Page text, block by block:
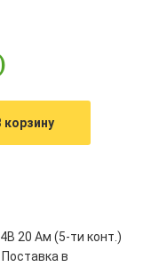
корзину
20 Ам (5-ти конт.)
в